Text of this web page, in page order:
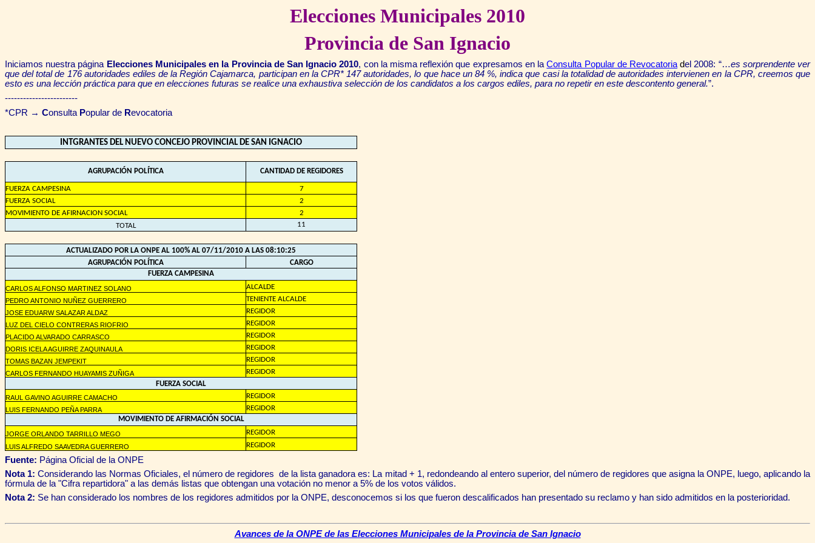
Elecciones Municipales 2010
Provincia de San Ignacio
Iniciamos nuestra página Elecciones Municipales en la Provincia de San Ignacio 2010, con la misma reflexión que expresamos en la Consulta Popular de Revocatoriadel 2008: “…es sorprendente ver
que del total de 176 autoridades ediles de la Región Cajamarca, participan en la CPR* 147 autoridades, lo que hace un 84 %, indica que casi la totalidad de autoridades intervienen en la CPR, creemos que
esto es una lección práctica para que en elecciones futuras se realice una exhaustiva selección de los candidatos a los cargos ediles, para no repetir en este descontento general.”.
------------------------
*CPR → Consulta Popular de Revocatoria
INTGRANTES DEL NUEVO CONCEJO PROVINCIAL DE SAN IGNACIO
AGRUPACIÓN POLÍTICA CANTIDAD DE REGIDORES
FUERZA CAMPESINA
7
FUERZA SOCIAL
2
MOVIMIENTO DE AFIRNACION SOCIAL
2
TOTAL
11
ACTUALIZADO POR LA ONPE AL 100% AL 07/11/2010 A LAS 08:10:25
AGRUPACIÓN POLÍTICA
CARGO
FUERZA CAMPESINA
CARLOS ALFONSO MARTINEZ SOLANO ALCALDE
PEDRO ANTONIO NUÑEZ GUERRERO TENIENTE ALCALDE
JOSE EDUARW SALAZAR ALDAZ REGIDOR
LUZ DEL CIELO CONTRERAS RIOFRIO REGIDOR
PLACIDO ALVARADO CARRASCO REGIDOR
DORIS ICELA AGUIRRE ZAQUINAULA REGIDOR
TOMAS BAZAN JEMPEKIT REGIDOR
CARLOS FERNANDO HUAYAMIS ZUÑIGA
REGIDOR
FUERZA SOCIAL
RAUL GAVINO AGUIRRE CAMACHO REGIDOR
LUIS FERNANDO PEÑA PARRA
REGIDOR
MOVIMIENTO DE AFIRMACIÓN SOCIAL
JORGE ORLANDO TARRILLO MEGO REGIDOR
LUIS ALFREDO SAAVEDRA GUERRERO REGIDOR
Fuente: Página Oficial de la ONPE
Nota 1: Considerando las Normas Oficiales, el número de regidores de la lista ganadora es: La mitad + 1, redondeando al entero superior, del número de regidores que asigna la ONPE, luego, aplicando la
fórmula de la "Cifra repartidora" a las demás listas que obtengan una votación no menor a 5% de los votos válidos.
Nota 2: Se han considerado los nombres de los regidores admitidos por la ONPE, desconocemos si los que fueron descalificados han presentado su reclamo y han sido admitidos en la posterioridad.
Avances de la ONPE de las Elecciones Municipales de la Provincia de San Ignacio